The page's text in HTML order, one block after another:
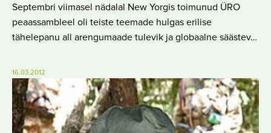
Septembri viimasel nädalal New Yorgis toimunud ÜRO
peaassambleel oli teiste teemade hulgas erilise
tähelepanu all arengumaade tulevik ja globaalne säästev…
16.03.2012